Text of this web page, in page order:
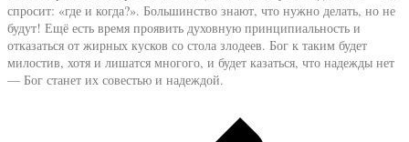
спросит: «где и когда?». Большинство знают, что нужно делать, но не
будут! Ещё есть время проявить духовную принципиальность и
отказаться от жирных кусков со стола злодеев. Бог к таким будет
милостив, хотя и лишатся многого, и будет казаться, что надежды нет
— Бог станет их совестью и надеждой.